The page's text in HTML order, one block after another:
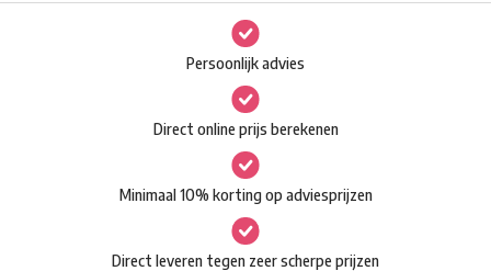
Waar ben je naar op zoek?
Deze
optie
kan
gekozen
worden
op
de
productpagina
Persoonlijk advies
Direct online prijs berekenen
Minimaal 10% korting op adviesprijzen
Direct leveren tegen zeer scherpe prijzen